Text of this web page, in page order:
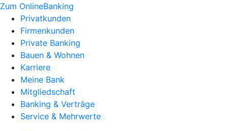
Zum OnlineBanking
Privatkunden
Firmenkunden
Private Banking
Bauen & Wohnen
Karriere
Meine Bank
Mitgliedschaft
Banking & Verträge
Service & Mehrwerte